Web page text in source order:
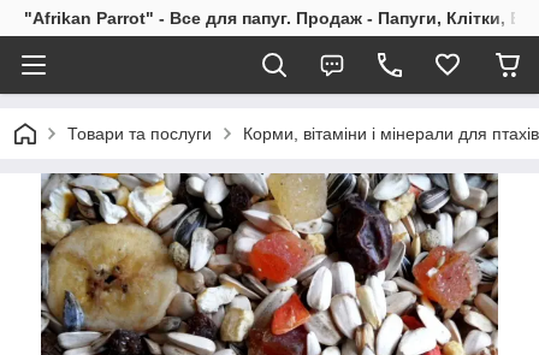
"Afrikan Parrot" - Все для папуг. Продаж - Папуги, Клітки,
Товари та послуги Корми, вітаміни і мінерали для